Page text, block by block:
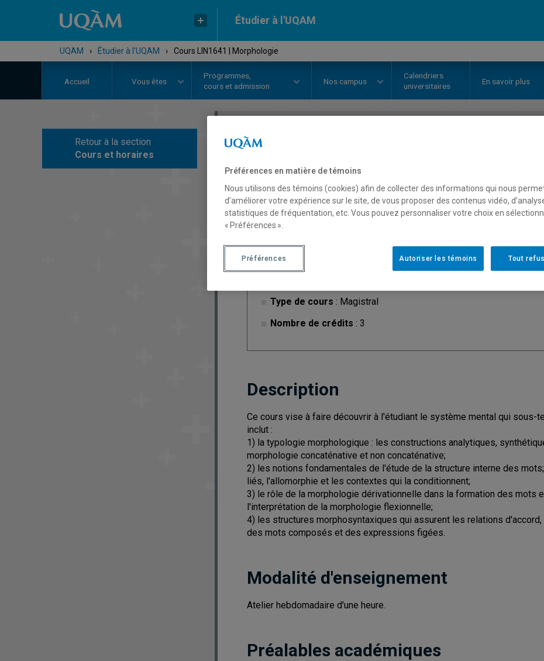
Étudier à l'UQAM
UQAM › Étudier à l'UQAM › Cours LIN1641 | Morphologie
Accueil Vous êtes
Programmes,
cours et admission
Nos campus
Calendriers
universitaires
En savoir plus
Retour à la section
Cours et horaires
COURS
Description Horaire - Été 2026 Horaire -
Type de cours : Magistral
Nombre de crédits : 3
Description
Ce cours vise à faire découvrir à l'étudiant le système mental qui sous-
inclut :
1) la typologie morphologique : les constructions analytiques,
morphologie concaténative et non concaténative;
2) les notions fondamentales de l'étude de la structure interne des
liés, l'allomorphie et les contextes qui la conditionnent;
3) le rôle de la morphologie dérivationnelle dans la formation des mots
l'interprétation de la morphologie flexionnelle;
4) les structures morphosyntaxiques qui assurent les relations
des mots composés et des expressions figées.
Modalité d'enseignement
Atelier hebdomadaire d'une heure.
Préalables académiques
Préférences en matière de témoins
Nous utilisons des témoins (cookies) afin de collecter des informations qui nous
d’améliorer votre expérience sur le site, de vous proposer des contenus vidéo,
statistiques de fréquentation, etc. Vous pouvez personnaliser votre choix en
« Préférences ».
Tout
Autoriser les témoins
Préférences